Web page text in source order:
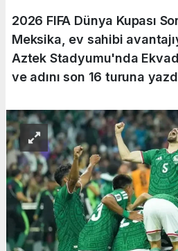
2026 FIFA Dünya Kupası
Meksika, ev sahibi
Aztek Stadyumu'nda
ve adını son 16 turuna